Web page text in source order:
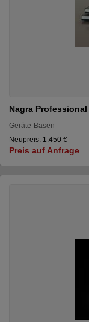
Nagra Professional
Geräte-Basen
Neupreis: 1.450 €
Preis auf Anfrage